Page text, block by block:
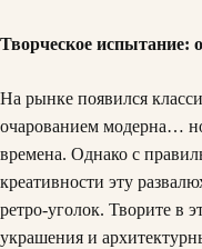
Творческое испытание:
На рынке появился
очарованием модерна…
времена. Однако с
креативности эту
ретро-уголок. Творите в
украшения и